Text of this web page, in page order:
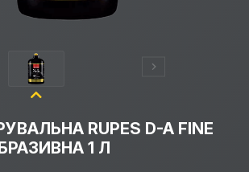
RUPES D-A FINE
1 Л